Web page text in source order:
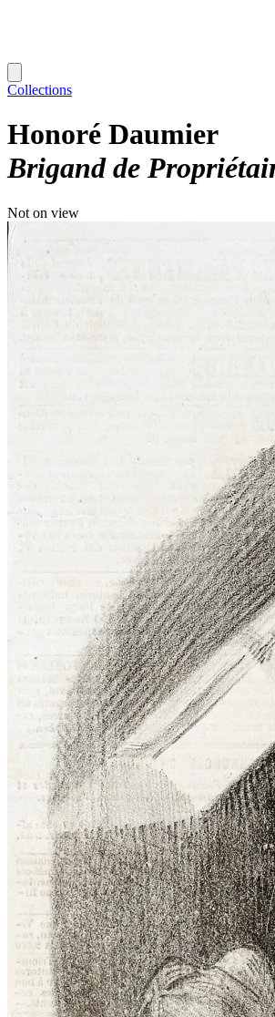
Collections
Honoré Daumier
Brigand de
Not on view